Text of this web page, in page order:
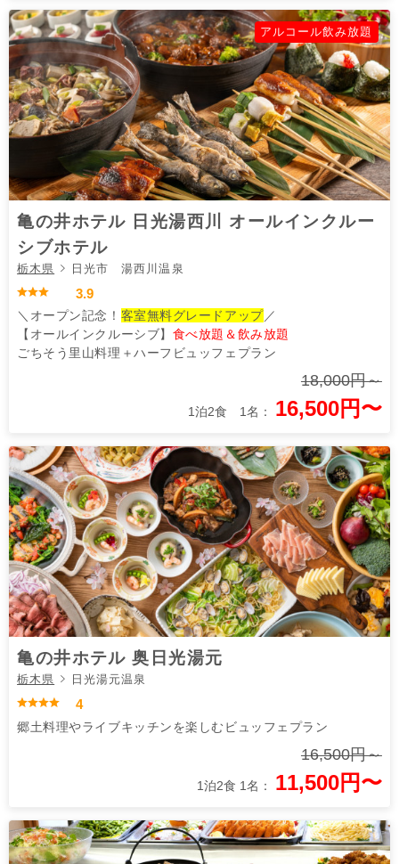
アルコール飲み放題
亀の井ホテル 日光湯西川 オールインクルー
シブホテル
栃木県 日光市 湯西川温泉
3.9
＼オープン記念！ 客室無料グレードアップ／
【オールインクルーシブ】 食べ放題＆飲み放題
ごちそう里山料理＋ハーフビュッフェプラン
18,000円～
1泊2食 1名： 16,500円〜
亀の井ホテル 奥日光湯元
栃木県 日光湯元温泉
4
郷土料理やライブキッチンを楽しむビュッフェプラン
16,500円～
1泊2食 1名： 11,500円〜